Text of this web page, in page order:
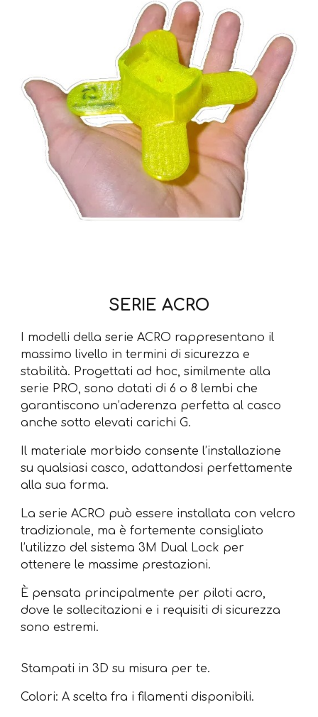
SERIE ACRO
I modelli della serie ACRO rappresentano il
massimo livello in termini di sicurezza e
stabilità. Progettati ad hoc, similmente alla
serie PRO, sono dotati di 6 o 8 lembi che
garantiscono un’aderenza perfetta al casco
anche sotto elevati carichi G.
Il materiale morbido consente l’installazione
su qualsiasi casco, adattandosi perfettamente
alla sua forma.
La serie ACRO può essere installata con velcro
tradizionale, ma è fortemente consigliato
l’utilizzo del sistema 3M Dual Lock per
ottenere le massime prestazioni.
È pensata principalmente per piloti acro,
dove le sollecitazioni e i requisiti di sicurezza
sono estremi.
Stampati in 3D su misura per te.
Colori: A scelta fra i filamenti disponibili.